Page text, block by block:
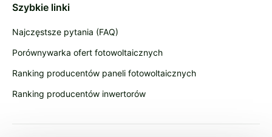
Szybkie linki
Najczęstsze pytania (FAQ)
Porównywarka ofert fotowoltaicznych
Ranking producentów paneli fotowoltaicznych
Ranking producentów inwertorów